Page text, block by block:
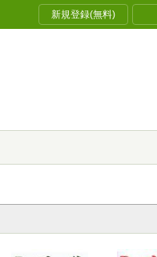
新規登録(無料)